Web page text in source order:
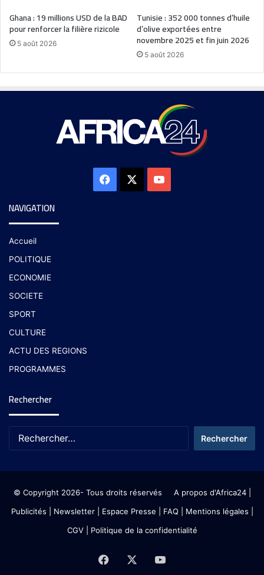
Ghana : 19 millions USD de la BAD
pour renforcer la filière rizicole
5 août 2026
Tunisie : 352 000 tonnes d’huile
d’olive exportées entre
novembre 2025 et fin juin 2026
5 août 2026
NAVIGATION
Accueil
POLITIQUE
ECONOMIE
SOCIETE
SPORT
CULTURE
ACTU DES REGIONS
PROGRAMMES
Rechercher
© Copyright 2026- Tous droits réservés A propos d'Africa24|
Publicités
Newsletter| Espace Presse | FAQ | Mentions légales
CGV| Politique de la confidentialité